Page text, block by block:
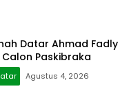
Datar Ahmad Fadly
Paskibraka
Agustus 4, 2026